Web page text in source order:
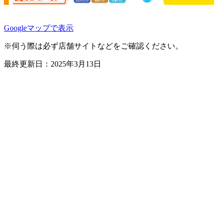
周南市立 福川南幼稚園
Googleマップで表示
※伺う際は必ず店舗サイトなどをご確認ください。
最終更新日：2025年3月13日